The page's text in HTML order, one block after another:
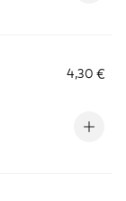
4,30 €